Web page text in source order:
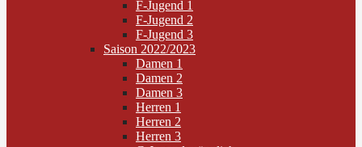
F-Jugend 1
F-Jugend 2
F-Jugend 3
Saison 2022/2023
Damen 1
Damen 2
Damen 3
Herren 1
Herren 2
Herren 3